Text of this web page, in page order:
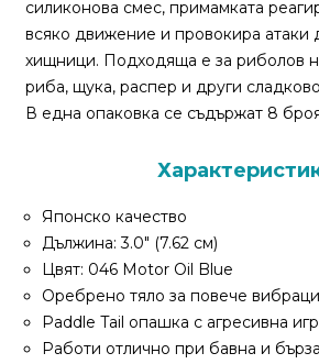
доставка
Връщане
и
Политика
за
поверителност
силиконова смес, примамката
всяко движение и провокира атаки
хищници. Подходяща е за риболов
риба, щука, распер и други
В една опаковка се съдържат 8
Японско качество
Дължина: 3.0" (7.62 см)
Цвят: 046 Motor Oil Blue
Оребрено тяло за повече
Paddle Tail опашка с агресивна
Работи отлично при бавна и